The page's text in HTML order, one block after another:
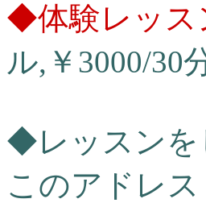
◆体験レッス
ル,￥3000/30
◆レッスンを
このアドレス